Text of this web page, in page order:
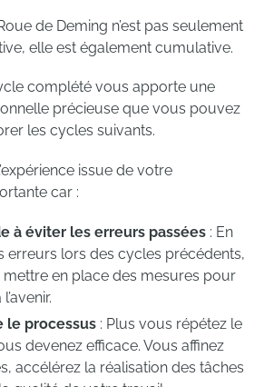
de Deming n’est pas seulement
elle est également cumulative.
complété vous apporte une
précieuse que vous pouvez
les cycles suivants.
issue de votre
car :
à éviter les erreurs passées : En
erreurs lors des cycles précédents,
en place des mesures pour
le processus : Plus vous répétez le
devenez efficace. Vous affinez
accélérez la réalisation des tâches